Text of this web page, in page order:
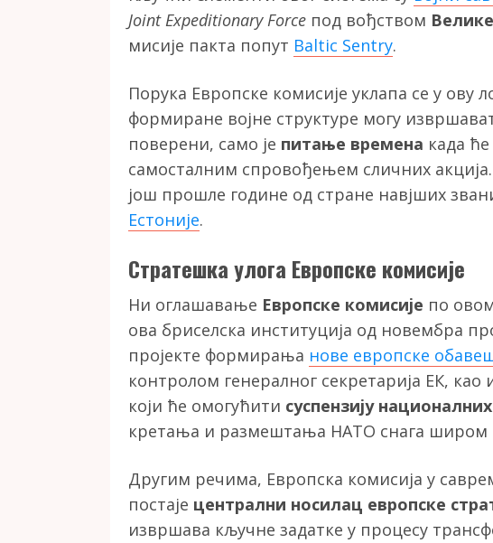
Joint Expeditionary Force под вођством
мисије пакта попут Baltic Sentry.
Порука Европске комисије уклапа се у ову
формиране војне структуре могу
поверени, само је питање времена када
самосталним спровођењем сличних
још прошле године од стране навјших
Естоније.
Стратешка улога Европске комисије
Ни оглашавање Европске комисије по
ова бриселска институција од новембра
пројекте формирања нове европске
контролом генералног секретарија ЕК, као
који ће омогућити суспензију
кретања и размештања НАТО снага широм
Другим речима, Европска комисија у
постаје централни носилац европске
извршава кључне задатке у процесу